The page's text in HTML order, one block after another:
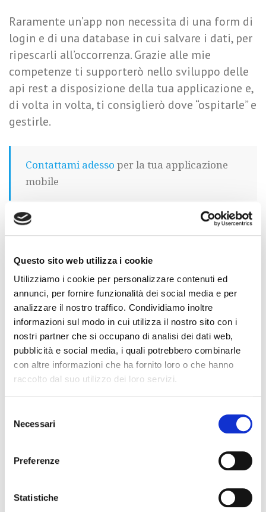
Questo sito web utilizza i cookie
Utilizziamo i cookie per personalizzare contenuti ed
annunci, per fornire funzionalità dei social media e per
analizzare il nostro traffico. Condividiamo inoltre
informazioni sul modo in cui utilizza il nostro sito con i
nostri partner che si occupano di analisi dei dati web,
pubblicità e social media, i quali potrebbero combinarle
con altre informazioni che ha fornito loro o che hanno
raccolto dal suo utilizzo dei loro servizi.
delNecessari
Preferenze
Statistiche
Raramente un’app non necessita di una form di
login e di una database in cui salvare i dati, per
ripescarli all’occorrenza. Grazie alle mie
competenze ti supporterò nello sviluppo delle
api rest a disposizione della tua applicazione e,
di volta in volta, ti consiglierò dove “ospitarle” e
gestirle.
Contattami adesso per la tua applicazione
mobile
Facebook
Twitter
LinkedIn
RICHIEDI UNA CONSULENZA
Nome*
Nome Cognome
Email *
Ho bisogno di
Un'app mobile
Un software per pc